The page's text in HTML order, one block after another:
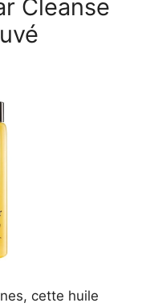
Cleanse
cette huile